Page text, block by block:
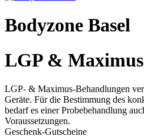
Bodyzone Basel
LGP & Maximus
LGP- & Maximus-Behandlungen
Geräte. Für die Bestimmung des
bedarf es einer Probebehandlung
Voraussetzungen.
Geschenk-Gutscheine